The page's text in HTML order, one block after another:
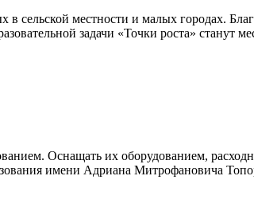
сельской местности и малых городах.
задачи «Точки роста» станут
Оснащать их оборудованием,
имени Адриана Митрофановича